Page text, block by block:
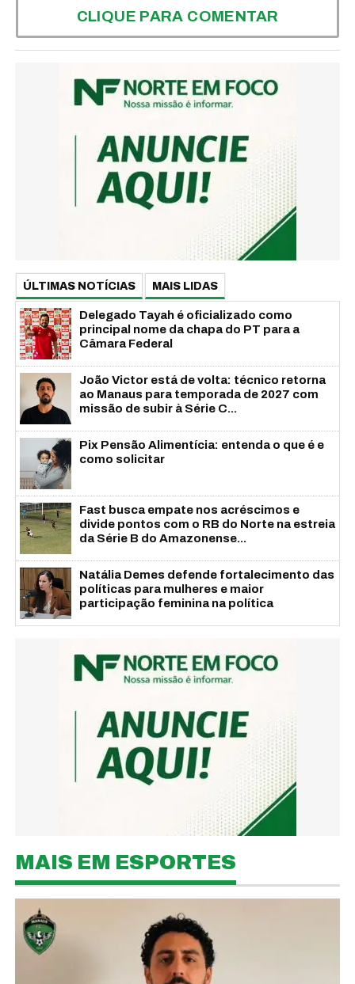
CLIQUE PARA COMENTAR
ÚLTIMAS NOTÍCIAS MAIS LIDAS
Delegado Tayah é oficializado como
principal nome da chapa do PT para a
Câmara Federal
João Victor está de volta: técnico retorna
ao Manaus para temporada de 2027 com
missão de subir à Série C...
Pix Pensão Alimentícia: entenda o que é e
como solicitar
Fast busca empate nos acréscimos e
divide pontos com o RB do Norte na estreia
da Série B do Amazonense...
Natália Demes defende fortalecimento das
políticas para mulheres e maior
participação feminina na política
MAIS EM ESPORTES